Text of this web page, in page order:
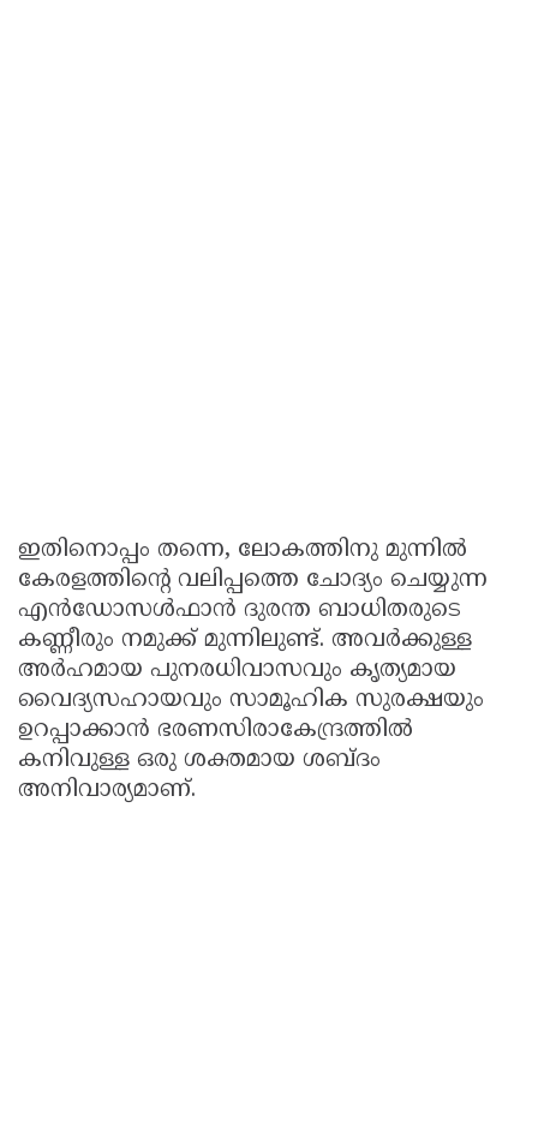
ഇതിനൊപ്പം തന്നെ, ലോകത്തിനു മുന്നിൽ
കേരളത്തിന്റെ വലിപ്പത്തെ ചോദ്യം ചെയ്യുന്ന
എൻഡോസൾഫാൻ ദുരന്ത ബാധിതരുടെ
കണ്ണീരും നമുക്ക് മുന്നിലുണ്ട്. അവർക്കുള്ള
അർഹമായ പുനരധിവാസവും കൃത്യമായ
വൈദ്യസഹായവും സാമൂഹിക സുരക്ഷയും
ഉറപ്പാക്കാൻ ഭരണസിരാകേന്ദ്രത്തിൽ
കനിവുള്ള ഒരു ശക്തമായ ശബ്ദം
അനിവാര്യമാണ്.